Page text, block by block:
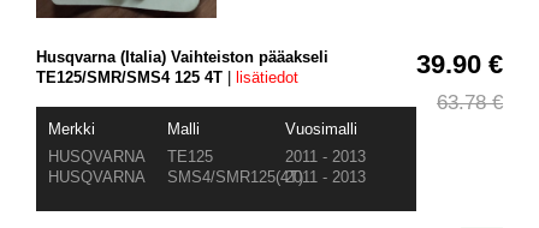
39.90 €
63.78 €
Husqvarna (Italia) Vaihteiston pääakseli
TE125/SMR/SMS4 125 4T
lisätiedot
Merkki Malli
Vuosimalli
HUSQVARNA
TE125
2011 - 2013
HUSQVARNA
SMS4/SMR125(4T)2011 - 2013